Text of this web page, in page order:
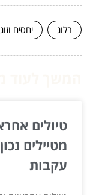
בלוג יחסים
טיולים
מטיילים
עקבות